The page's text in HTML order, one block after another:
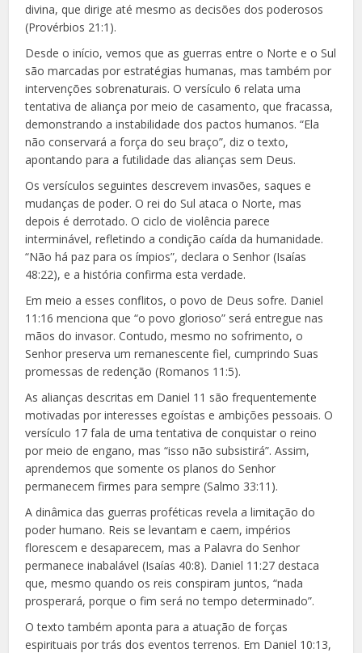
divina, que dirige até mesmo as decisões dos poderosos
(Provérbios 21:1).
Desde o início, vemos que as guerras entre o Norte e o Sul
são marcadas por estratégias humanas, mas também por
intervenções sobrenaturais. O versículo 6 relata uma
tentativa de aliança por meio de casamento, que fracassa,
demonstrando a instabilidade dos pactos humanos. “Ela
não conservará a força do seu braço”, diz o texto,
apontando para a futilidade das alianças sem Deus.
Os versículos seguintes descrevem invasões, saques e
mudanças de poder. O rei do Sul ataca o Norte, mas
depois é derrotado. O ciclo de violência parece
interminável, refletindo a condição caída da humanidade.
“Não há paz para os ímpios”, declara o Senhor (Isaías
48:22), e a história confirma esta verdade.
Em meio a esses conflitos, o povo de Deus sofre. Daniel
11:16 menciona que “o povo glorioso” será entregue nas
mãos do invasor. Contudo, mesmo no sofrimento, o
Senhor preserva um remanescente fiel, cumprindo Suas
promessas de redenção (Romanos 11:5).
As alianças descritas em Daniel 11 são frequentemente
motivadas por interesses egoístas e ambições pessoais. O
versículo 17 fala de uma tentativa de conquistar o reino
por meio de engano, mas “isso não subsistirá”. Assim,
aprendemos que somente os planos do Senhor
permanecem firmes para sempre (Salmo 33:11).
A dinâmica das guerras proféticas revela a limitação do
poder humano. Reis se levantam e caem, impérios
florescem e desaparecem, mas a Palavra do Senhor
permanece inabalável (Isaías 40:8). Daniel 11:27 destaca
que, mesmo quando os reis conspiram juntos, “nada
prosperará, porque o fim será no tempo determinado”.
O texto também aponta para a atuação de forças
espirituais por trás dos eventos terrenos. Em Daniel 10:13,